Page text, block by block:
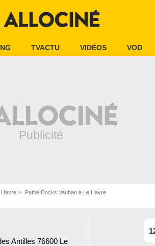
TVACTU VIDÉOS VOD
Havre Pathé Docks Vauban à Le Havre
Antilles 76600 Le